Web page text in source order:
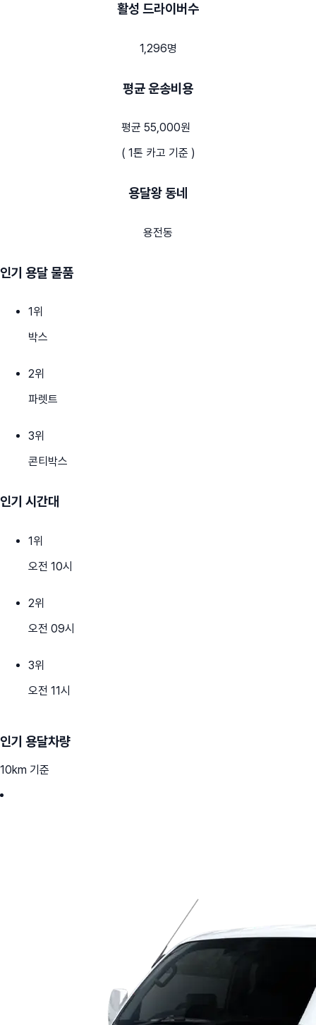
활성 드라이버수
1,296명
평균 운송비용
평균 55,000원
( 1톤 카고 기준 )
용달왕 동네
용전동
인기 용달 물품
1위
박스
2위
파렛트
3위
콘티박스
인기 시간대
1위
오전 10시
2위
오전 09시
3위
오전 11시
인기 용달차량
10km 기준